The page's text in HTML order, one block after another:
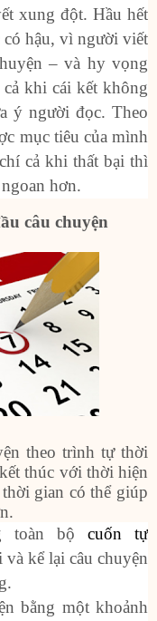
xung đột. Hầu hết
có hậu, vì người viết
– và hy vọng
khi cái kết không
ý người đọc. Theo
mục tiêu của mình
cả khi thất bại thì
hơn.
câu chuyện
theo trình tự thời
thúc với thời hiện
gian có thể giúp
toàn bộ cuốn tự
kể lại câu chuyện
bằng một khoảnh